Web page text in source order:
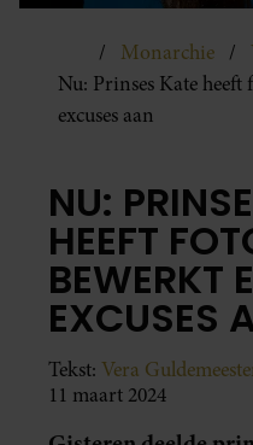
Monarchie
Nu: Prinses Kate
excuses aan
NU:
HEEFT
BEWERKT
EXCUSES
Tekst: Vera
11 maart 2024